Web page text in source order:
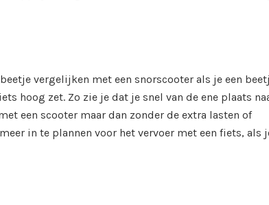
vergelijken met een snorscooter als je een
hoog zet. Zo zie je dat je snel van de ene plaats
een scooter maar dan zonder de extra lasten of
in te plannen voor het vervoer met een fiets, als